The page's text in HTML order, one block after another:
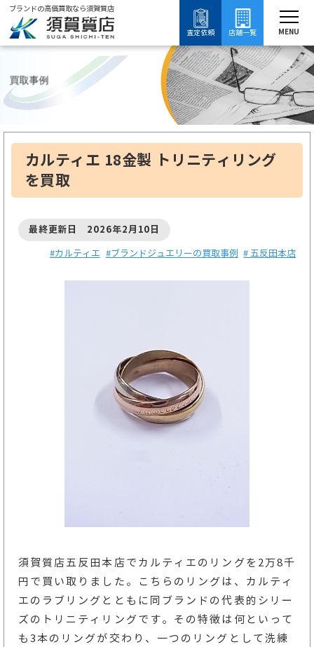
ブランドの高価買取なら須賀質店
査定依頼
店舗一覧 MENU
ブランド買取 ブランドジュエリー買取 カルティエ買取 カルティエの買取事例
買取事例
カルティエ 18金製 トリニティリング
を買取
最終更新日 2026年2月10日
#カルティエ #ブランドジュエリーの買取事例 # 五反田本店
須賀質店五反田本店でカルティエのリングを2万8千
円で買い取りました。こちらのリングは、カルティ
エのラブリングとともに同ブランドの代表的シリー
ズのトリニティリングです。その特徴は何といって
も3本のリングが交わり、一つのリングとして洗練